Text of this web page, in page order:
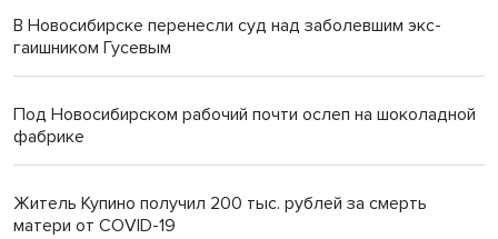
В Новосибирске перенесли суд над заболевшим экс-
гаишником Гусевым
Под Новосибирском рабочий почти ослеп на шоколадной
фабрике
Житель Купино получил 200 тыс. рублей за смерть
матери от COVID-19